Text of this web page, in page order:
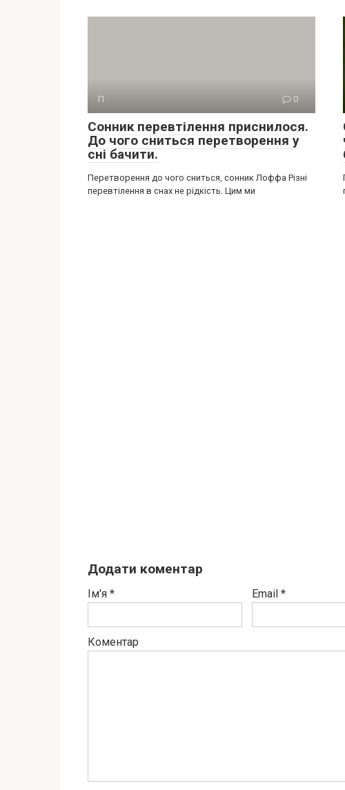
П 0
Сонник перевтілення приснилося.
До чого сниться перетворення у
сні бачити.
Перетворення до чого сниться, сонник Лоффа Різні
перевтілення в снах не рідкість. Цим ми
Додати коментар
Ім'я * Email *
Коментар